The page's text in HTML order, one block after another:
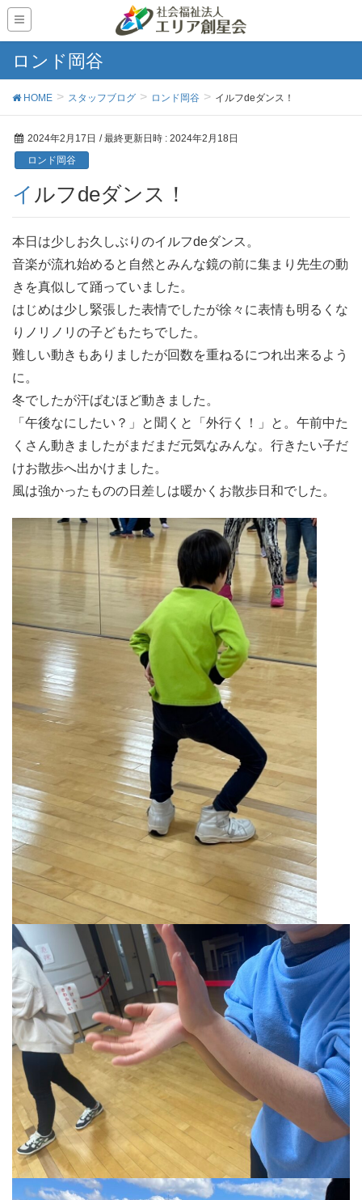
ロンド岡谷
HOME スタッフブログ ロンド岡谷 イルフdeダンス！
2024年2月17日 / 最終更新日時 : 2024年2月18日
ロンド岡谷
イルフdeダンス！
本日は少しお久しぶりのイルフdeダンス。
音楽が流れ始めると自然とみんな鏡の前に集まり先生の動
きを真似して踊っていました。
はじめは少し緊張した表情でしたが徐々に表情も明るくな
りノリノリの子どもたちでした。
難しい動きもありましたが回数を重ねるにつれ出来るよう
に。
冬でしたが汗ばむほど動きました。
「午後なにしたい？」と聞くと「外行く！」と。午前中た
くさん動きましたがまだまだ元気なみんな。行きたい子だ
けお散歩へ出かけました。
風は強かったものの日差しは暖かくお散歩日和でした。